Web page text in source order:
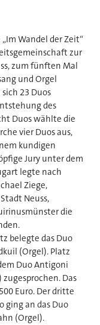
Wandel der Zeit“
zur
zum fünften Mal
und Orgel
23 Duos
des
Duos wählte die
vier Duos aus,
kundigen
Jury unter dem
legte nach
Ziege,
Neuss,
die
belegte das Duo
(Orgel). Platz
Duo Antigoni
Das
Euro. Der dritte
ging an das Duo
(Orgel).